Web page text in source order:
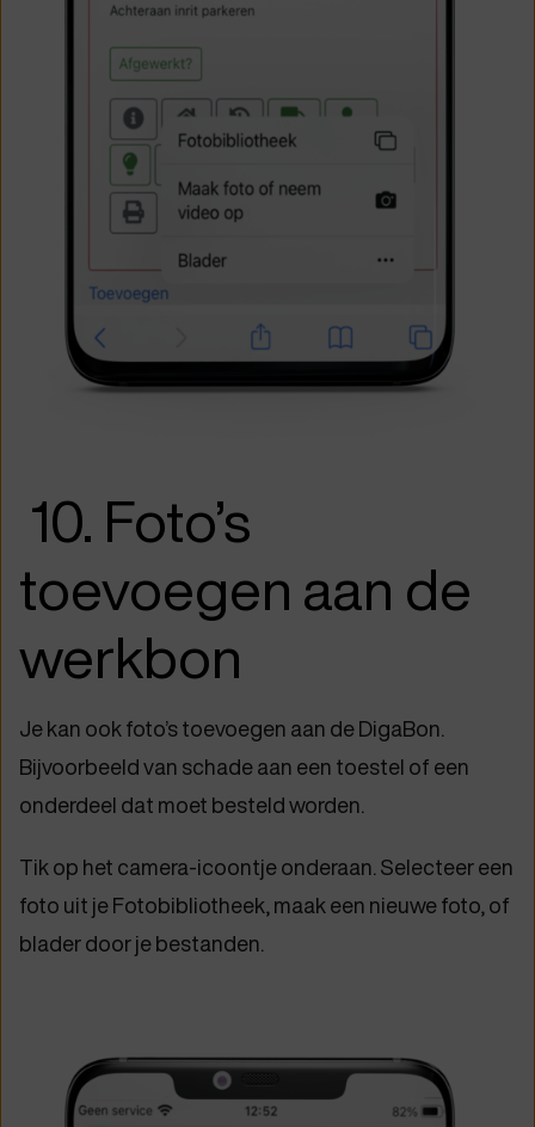
10. Foto’s
toevoegen aan de
werkbon
Je kan ook foto’s toevoegen aan de DigaBon.
Bijvoorbeeld van schade aan een toestel of een
onderdeel dat moet besteld worden.
Tik op het camera-icoontje onderaan. Selecteer een
foto uit je Fotobibliotheek, maak een nieuwe foto, of
blader door je bestanden.